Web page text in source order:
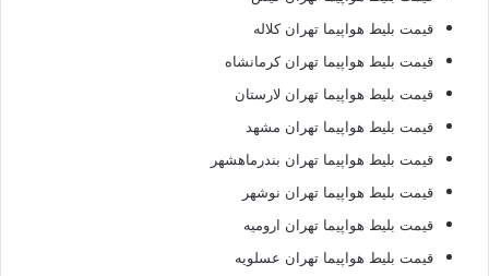
قیمت بلیط هواپیما تهران کلاله
قیمت بلیط هواپیما تهران کرمانشاه
قیمت بلیط هواپیما تهران لارستان
قیمت بلیط هواپیما تهران مشهد
قیمت بلیط هواپیما تهران بندرماهشهر
قیمت بلیط هواپیما تهران نوشهر
قیمت بلیط هواپیما تهران ارومیه
قیمت بلیط هواپیما تهران عسلویه